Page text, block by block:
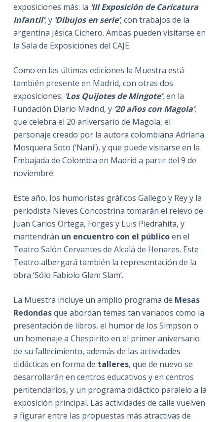
exposiciones más: la ‘III Exposición de Caricatura
Infantil’, y ‘Dibujos en serie’, con trabajos de la
argentina Jésica Cichero. Ambas pueden visitarse en
la Sala de Exposiciones del CAJE.
Como en las últimas ediciones la Muestra está
también presente en Madrid, con otras dos
exposiciones: ‘Los Quijotes de Mingote’, en la
Fundación Diario Madrid, y ‘20 años con Magola’,
que celebra el 20 aniversario de Magola, el
personaje creado por la autora colombiana Adriana
Mosquera Soto (‘Nani’), y que puede visitarse en la
Embajada de Colombia en Madrid a partir del 9 de
noviembre.
Este año, los humoristas gráficos Gallego y Rey y la
periodista Nieves Concostrina tomarán el relevo de
Juan Carlos Ortega, Forges y Luis Piedrahita, y
mantendrán un encuentro con el públicoen el
Teatro Salón Cervantes de Alcalá de Henares. Este
Teatro albergará también la representación de la
obra ‘Sólo Fabiolo Glam Slam’.
La Muestra incluye un amplio programa de Mesas
Redondasque abordan temas tan variados como la
presentación de libros, el humor de los Simpson o
un homenaje a Chespirito en el primer aniversario
de su fallecimiento, además de las actividades
didácticas en forma de talleres, que de nuevo se
desarrollarán en centros educativos y en centros
penitenciarios, y un programa didáctico paralelo a la
exposición principal. Las actividades de calle vuelven
a figurar entre las propuestas más atractivas de